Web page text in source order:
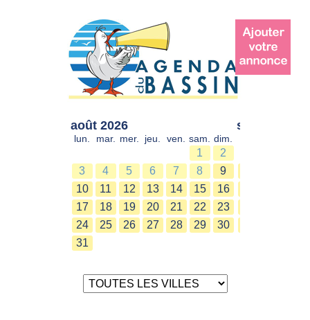
août 2026
lun. mar. mer. jeu. ven. sam. dim.
1
2
3
4 5 6 7 8
9
10
11 12 13 14 15
16
17
18 19 20 21 22
23
24
25 26 27 28 29
30
31
sept. 2026